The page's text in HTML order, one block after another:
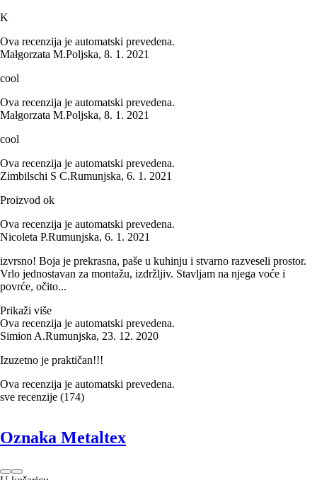
K
Ova recenzija je automatski prevedena.
Małgorzata M.Poljska, 8. 1. 2021
cool
Ova recenzija je automatski prevedena.
Małgorzata M.Poljska, 8. 1. 2021
cool
Ova recenzija je automatski prevedena.
Zimbilschi S C.Rumunjska, 6. 1. 2021
Proizvod ok
Ova recenzija je automatski prevedena.
Nicoleta P.Rumunjska, 6. 1. 2021
izvrsno! Boja je prekrasna, paše u kuhinju i stvarno razveseli prostor.
Vrlo jednostavan za montažu, izdržljiv. Stavljam na njega voće i
povrće, očito...
Prikaži više
Ova recenzija je automatski prevedena.
Simion A.Rumunjska, 23. 12. 2020
Izuzetno je praktičan!!!
Ova recenzija je automatski prevedena.
sve recenzije (174)
Oznaka Metaltex